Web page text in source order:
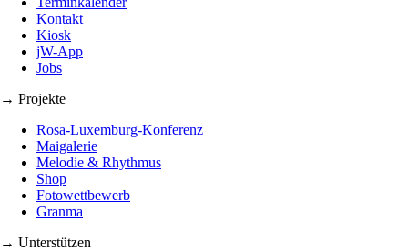
Kontakt
Kiosk
jW-App
Jobs
→ Projekte
Rosa-Luxemburg-Konferenz
Maigalerie
Melodie & Rhythmus
Shop
Fotowettbewerb
Granma
→ Unterstützen